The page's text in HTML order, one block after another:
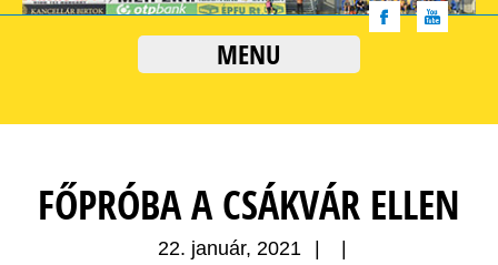
MENU
FŐPRÓBA A CSÁKVÁR ELLEN
22. január, 2021